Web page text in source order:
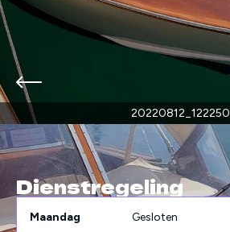
20220812_122250
Dienstregeling
Maandag Gesloten